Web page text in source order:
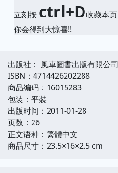
立刻按 ctrl+D收藏本页
你会得到大惊喜!!
出版社： 風車圖書出版有限公司
ISBN：4714426202288
商品编码：16015283
包装：平裝
出版时间：2011-01-28
页数：26
正文语种：繁體中文
商品尺寸：23.5×16×2.5 cm